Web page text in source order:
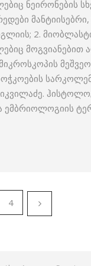
ნეირონების
2.
მოგვიანებით
4